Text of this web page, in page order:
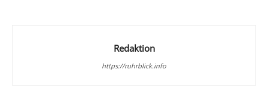
Redaktion
https://ruhrblick.info